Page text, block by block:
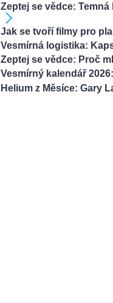
Zeptej se vědce:
Jak se tvoří filmy pro
Vesmírná logistika:
Zeptej se vědce: Proč
Vesmírný kalendář
Helium z Měsíce: Gary